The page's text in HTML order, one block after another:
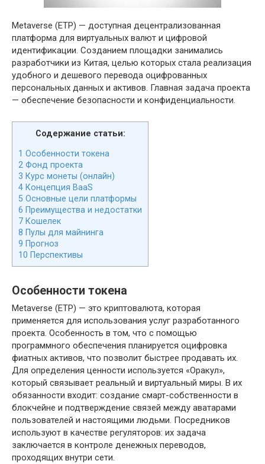
Metaverse (ETP) — доступная децентрализованная
платформа для виртуальных валют и цифровой
идентификации. Созданием площадки занимались
разработчики из Китая, целью которых стала реализация
удобного и дешевого перевода оцифрованных
персональных данных и активов. Главная задача проекта
— обеспечение безопасности и конфиденциальности.
Содержание статьи:
1 Особенности токена
2 Фонд проекта
3 Курс монеты (онлайн)
4 Концепция BaaS
5 Основные цели платформы
6 Преимущества и недостатки
7 Кошелек
8 Пулы для майнинга
9 Прогноз
10 Перспективы
Особенности токена
Metaverse (ETP) — это криптовалюта, которая
применяется для использования услуг разработанного
проекта. Особенность в том, что с помощью
программного обеспечения планируется оцифровка
фиатных активов, что позволит быстрее продавать их.
Для определения ценности используется «Оракул»,
который связывает реальный и виртуальный миры. В их
обязанности входит: создание смарт-собственности в
блокчейне и подтверждение связей между аватарами
пользователей и настоящими людьми. Посредников
используют в качестве регуляторов: их задача
заключается в контроле денежных переводов,
проходящих внутри сети.